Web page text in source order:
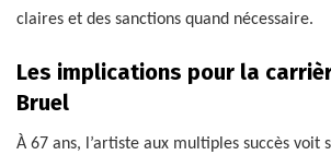
claires et des sanctions quand nécessaire.
Les implications pour la
Bruel
À 67 ans, l’artiste aux multiples succès voit